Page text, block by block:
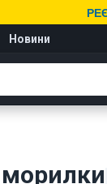
Новини
морилки